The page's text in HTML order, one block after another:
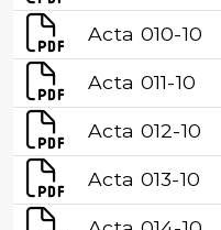
Acta 010-10
Acta 011-10
Acta 012-10
Acta 013-10